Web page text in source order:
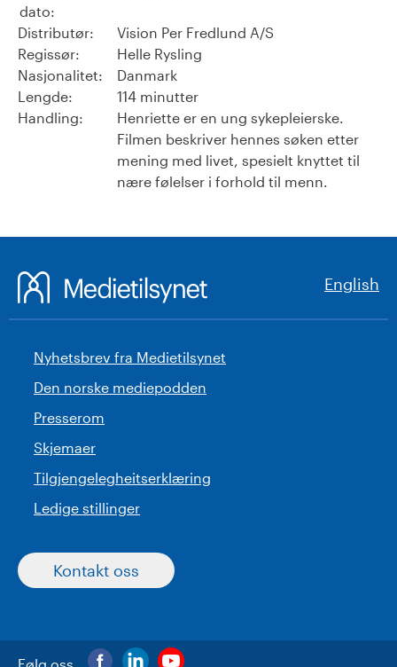
dato:
Distributør:
Vision Per Fredlund A/S
Regissør:
Helle Rysling
Nasjonalitet:
Danmark
Lengde:
114 minutter
Handling:
Henriette er en ung sykepleierske.
Filmen beskriver hennes søken etter
mening med livet, spesielt knyttet til
nære følelser i forhold til menn.
English
Nyhetsbrev fra Medietilsynet
Den norske mediepodden
Presserom
Skjemaer
Tilgjengelegheitserklæring
Ledige stillinger
Kontakt oss
Følg oss